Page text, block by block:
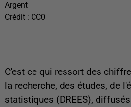
Argent
Crédit : CC0
C'est ce qui ressort des
la recherche, des études, de
statistiques (DREES),